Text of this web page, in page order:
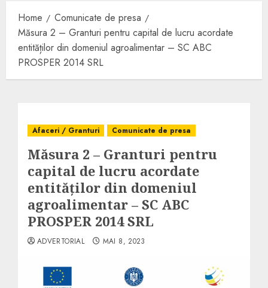
Home
Comunicate de presa
Măsura 2 – Granturi pentru capital de lucru acordate
entităților din domeniul agroalimentar – SC ABC
PROSPER 2014 SRL
Afaceri / Granturi Comunicate de presa
Măsura 2 – Granturi pentru
capital de lucru acordate
entităților din domeniul
agroalimentar – SC ABC
PROSPER 2014 SRL
ADVERTORIAL MAI 8, 2023